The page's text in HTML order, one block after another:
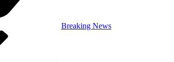
Breaking News